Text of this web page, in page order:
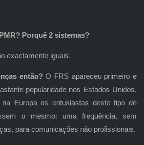
Porquê 2 sistemas?
exactamente iguais.
então?O FRS apareceu primeiro e
popularidade nos Estados Unidos,
Europa os entusiastas deste tipo de
o mesmo: uma frequência, sem
para comunicações não profissionais.